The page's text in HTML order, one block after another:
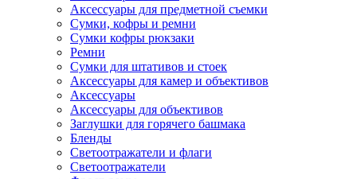
Аксессуары для предметной съемки
Сумки, кофры и ремни
Сумки кофры рюкзаки
Ремни
Сумки для штативов и стоек
Аксессуары для камер и объективов
Аксессуары
Аксессуары для объективов
Заглушки для горячего башмака
Бленды
Светоотражатели и флаги
Светоотражатели